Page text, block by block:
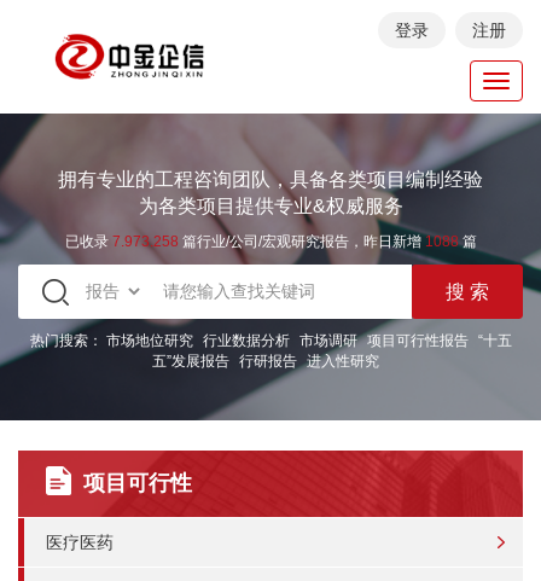
登录 注册
拥有专业的工程咨询团队，具备各类项目编制经验
为各类项目提供专业&权威服务
已收录 7.973.258 篇行业/公司/宏观研究报告，昨日新增 1088篇
热门搜索： 市场地位研究 行业数据分析 市场调研 项目可行性报告
“十五
五”发展报告 行研报告 进入性研究
项目可行性
医疗医药